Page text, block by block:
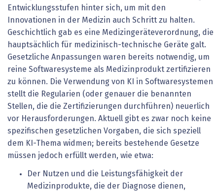
Entwicklungsstufen hinter sich, um mit den
Innovationen in der Medizin auch Schritt zu halten.
Geschichtlich gab es eine Medizingeräteverordnung, die
hauptsächlich für medizinisch-technische Geräte galt.
Gesetzliche Anpassungen waren bereits notwendig, um
reine Softwaresysteme als Medizinprodukt zertifizieren
zu können. Die Verwendung von KI in Softwaresystemen
stellt die Regularien (oder genauer die benannten
Stellen, die die Zertifizierungen durchführen) neuerlich
vor Herausforderungen. Aktuell gibt es zwar noch keine
spezifischen gesetzlichen Vorgaben, die sich speziell
dem KI-Thema widmen; bereits bestehende Gesetze
müssen jedoch erfüllt werden, wie etwa:
Der Nutzen und die Leistungsfähigkeit der
Medizinprodukte, die der Diagnose dienen,